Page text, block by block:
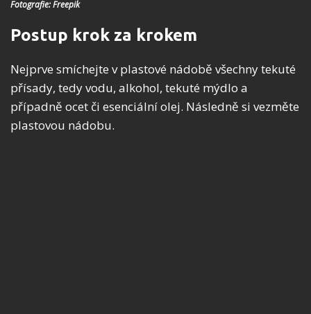
Fotografie: Freepik
Postup krok za krokem
Nejprve smíchejte v plastové nádobě všechny tekuté
přísady, tedy vodu, alkohol, tekuté mýdlo a
případně ocet či esenciální olej. Následně si vezměte
plastovou nádobu.